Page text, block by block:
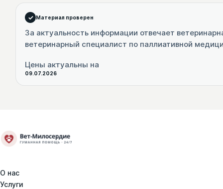
Материал проверен
За актуальность информации отвечает
ветеринарный специалист по паллиативной
Цены актуальны на
09.07.2026
О нас
Услуги